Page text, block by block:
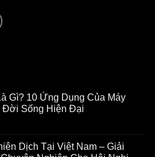
Gì? 10 Ứng Dụng Của Máy
Đời Sống Hiện Đại
Dịch Tại Việt Nam – Giải